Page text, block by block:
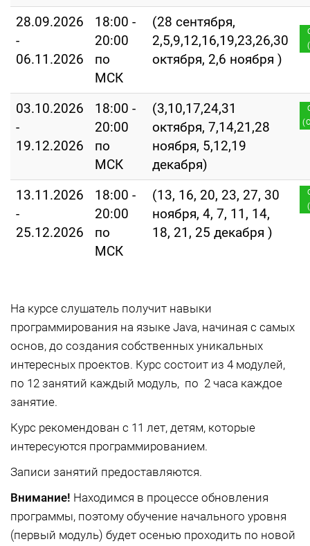
28.09.2026
-
06.11.2026
18:00 -
20:00
по
МСК
(28 сентября,
2,5,9,12,16,19,23,26,30
октября, 2,6 ноября )
03.10.2026
-
19.12.2026
18:00 -
20:00
по
МСК
(3,10,17,24,31
октября, 7,14,21,28
ноября, 5,12,19
декабря)
13.11.2026
-
25.12.2026
18:00 -
20:00
по
МСК
(13, 16, 20, 23, 27, 30
ноября, 4, 7, 11, 14,
18, 21, 25 декабря )
На курсе слушатель получит навыки
программирования на языке Java, начиная с самых
основ, до создания собственных уникальных
интересных проектов. Курс состоит из 4 модулей,
по 12 занятий каждый модуль, по 2 часа каждое
занятие.
Курс рекомендован с 11 лет, детям, которые
интересуются программированием.
Записи занятий предоставляются.
Внимание! Находимся в процессе обновления
программы, поэтому обучение начального уровня
(первый модуль) будет осенью проходить по новой